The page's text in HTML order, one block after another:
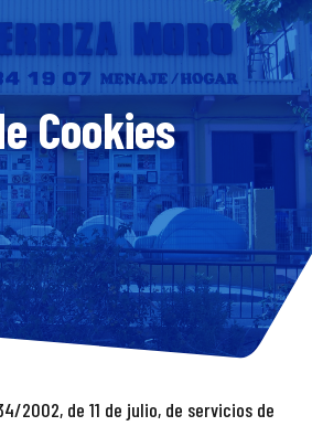
Cookies
2002, de 11 de julio, de servicios de